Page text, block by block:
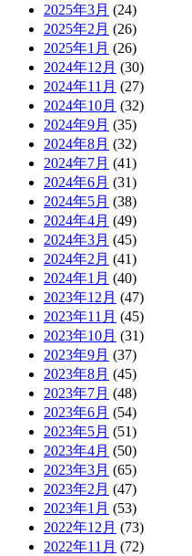
2025年3月 (24)
2025年2月 (26)
2025年1月 (26)
2024年12月 (30)
2024年11月 (27)
2024年10月 (32)
2024年9月 (35)
2024年8月 (32)
2024年7月 (41)
2024年6月 (31)
2024年5月 (38)
2024年4月 (49)
2024年3月 (45)
2024年2月 (41)
2024年1月 (40)
2023年12月 (47)
2023年11月 (45)
2023年10月 (31)
2023年9月 (37)
2023年8月 (45)
2023年7月 (48)
2023年6月 (54)
2023年5月 (51)
2023年4月 (50)
2023年3月 (65)
2023年2月 (47)
2023年1月 (53)
2022年12月 (73)
2022年11月 (72)